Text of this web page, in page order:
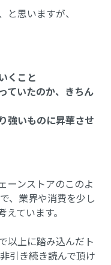
思いますが、
くこと
ていたのか、きちん
強いものに昇華させ
ーンストアのこのよ
、業界や消費を少し
ています。
以上に踏み込んだト
引き続き読んで頂け